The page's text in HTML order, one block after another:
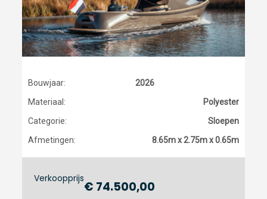
Bouwjaar:
2026
Materiaal:
Polyester
Categorie:
Sloepen
Afmetingen:
8.65m x 2.75m x 0.65m
Verkoopprijs
€ 74.500,00